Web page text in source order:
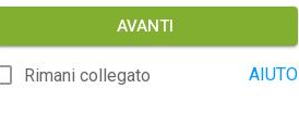
AVANTI
Rimani collegato AIUTO